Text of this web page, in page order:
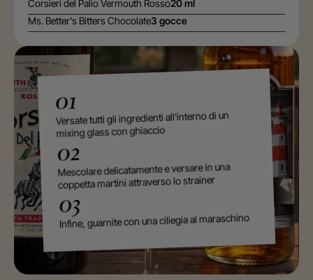
Corsieri del Palio Vermouth Rosso20 ml
Ms. Better's Bitters Chocolate3 gocce
01
Versate tutti gli ingredienti all'interno di un
mixing glass con ghiaccio
02
Mescolare delicatamente e versare in una
coppetta martini attraverso lo strainer
03
Infine, guarnite con una ciliegia al maraschino